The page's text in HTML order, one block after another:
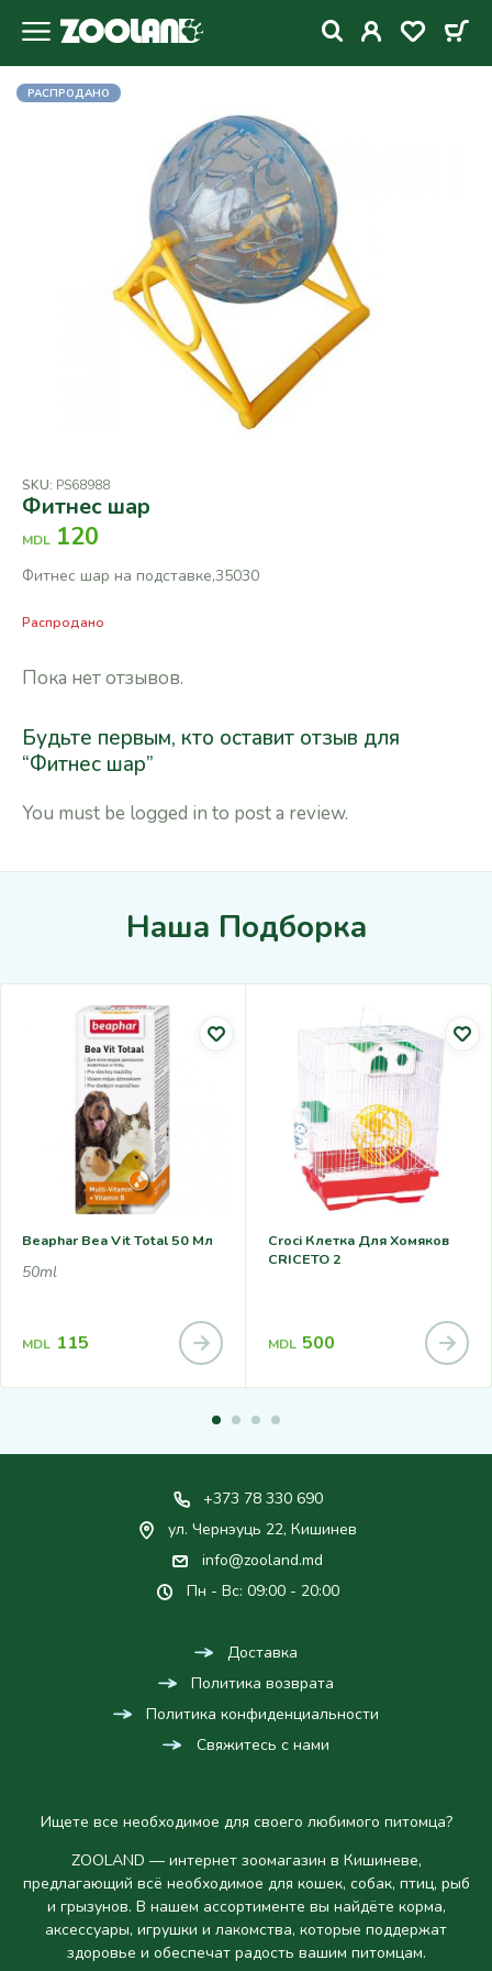
РАСПРОДАНО
SKU: PS68988
Фитнес шар
MDL 120
Фитнес шар на подставке,35030
Распродано
Пока нет отзывов.
Будьте первым, кто оставит отзыв для
“Фитнес шар”
You must be logged in to post a review.
Наша Подборка
Beaphar Bea Vit Total 50 Мл
50ml
MDL 115
Croci Клетка Для Хомяков
CRICETO 2
MDL 500
+373 78 330 690
ул. Чернэуць 22, Кишинев
info@zooland.md
Пн - Вс: 09:00 - 20:00
Доставка
Политика возврата
Политика конфиденциальности
Свяжитесь с нами
Ищете все необходимое для своего любимого питомца?
ZOOLAND — интернет зоомагазин в Кишиневе,
предлагающий всё необходимое для кошек, собак, птиц, рыб
и грызунов. В нашем ассортименте вы найдёте корма,
аксессуары, игрушки и лакомства, которые поддержат
здоровье и обеспечат радость вашим питомцам.